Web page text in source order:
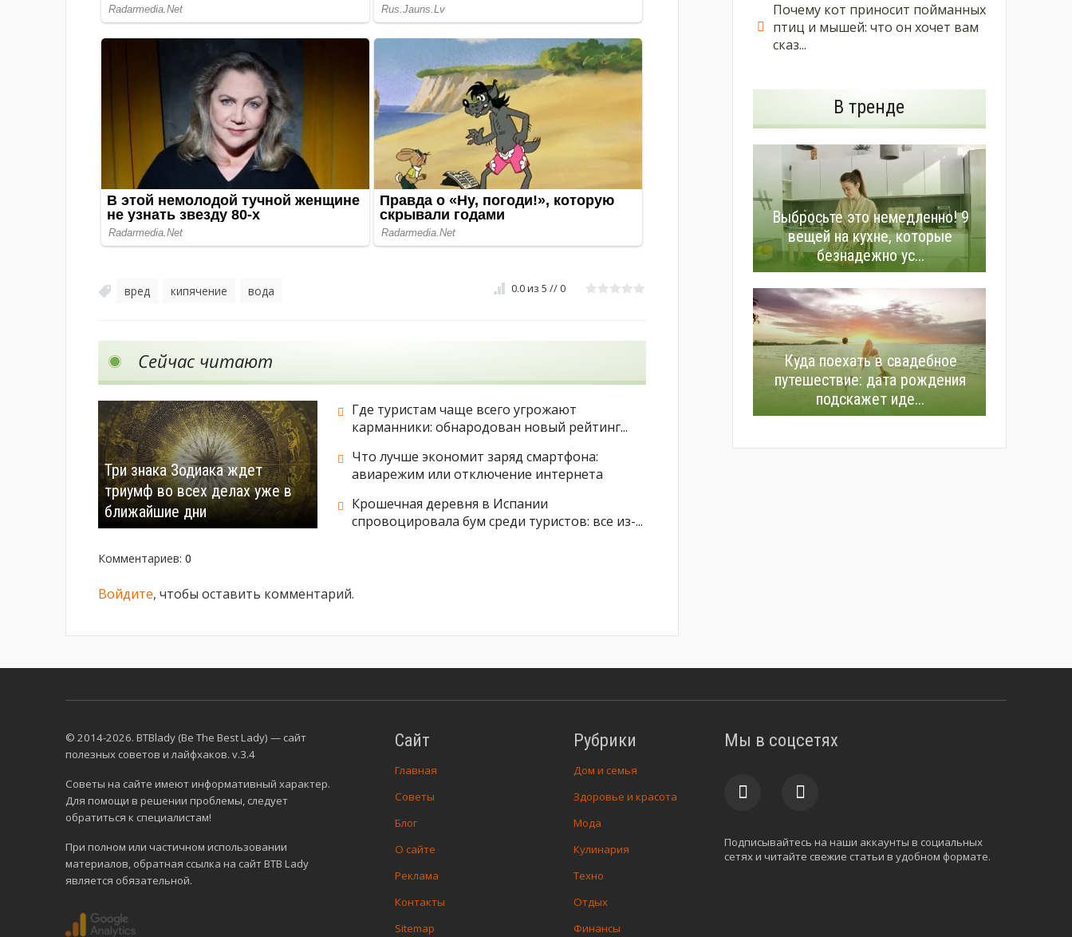
0.0из 5 // 0
вред кипячение вода
Сейчас читают
Три знака Зодиака ждет
триумф во всех делах уже в
ближайшие дни
Где туристам чаще всего угрожают
карманники: обнародован новый рейтинг...
Что лучше экономит заряд смартфона:
авиарежим или отключение интернета
Крошечная деревня в Испании
спровоцировала бум среди туристов: все из-...
Комментариев: 0
Войдите, чтобы оставить комментарий.
Почему кот приносит пойманных
птиц и мышей: что он хочет вам
сказ...
В тренде
Выбросьте это немедленно! 9
вещей на кухне, которые
безнадежно ус...
Куда поехать в свадебное
путешествие: дата рождения
подскажет иде...
© 2014-2026. BTBlady (Be The Best Lady) — сайт
полезных советов и лайфхаков. v.3.4
Советы на сайте имеют информативный характер.
Для помощи в решении проблемы, следует
обратиться к специалистам!
При полном или частичном использовании
материалов, обратная ссылка на сайт BTB Lady
является обязательной.
Сайт
Главная
Советы
Блог
О сайте
Реклама
Контакты
Sitemap
Рубрики
Дом и семья
Здоровье и красота
Мода
Кулинария
Техно
Отдых
Финансы
Мы в соцсетях
Подписывайтесь на наши аккаунты в социальных
сетях и читайте свежие статьи в удобном формате.